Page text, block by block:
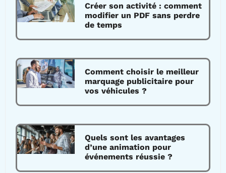
Créer son activité : comment
modifier un PDF sans perdre
de temps
Comment choisir le meilleur
marquage publicitaire pour
vos véhicules ?
Quels sont les avantages
d’une animation pour
événements réussie ?